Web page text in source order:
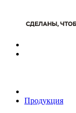
Продукция